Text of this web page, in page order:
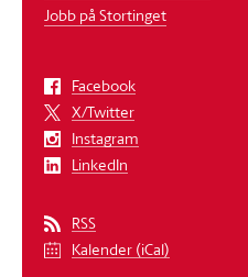
Jobb på Stortinget
Facebook
X/Twitter
Instagram
LinkedIn
RSS
Kalender (iCal)